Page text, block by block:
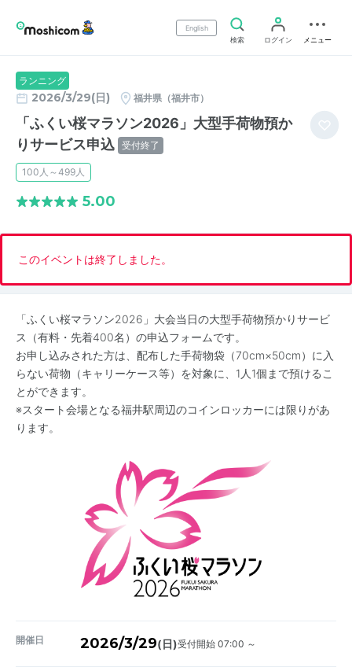
English
検索
ログイン メニュー
ランニング
2026/3/29(日) 福井県（福井市）
「ふくい桜マラソン2026」大型手荷物預か
りサービス申込 受付終了
100人～499人
5.00
このイベントは終了しました。
「ふくい桜マラソン2026」大会当日の大型手荷物預かりサービ
ス（有料・先着400名）の申込フォームです。
お申し込みされた方は、配布した手荷物袋（70cm×50cm）に入
らない荷物（キャリーケース等）を対象に、1人1個まで預けるこ
とができます。
※スタート会場となる福井駅周辺のコインロッカーには限りがあ
ります。
開催日 2026/3/29(日)受付開始 07:00 ～